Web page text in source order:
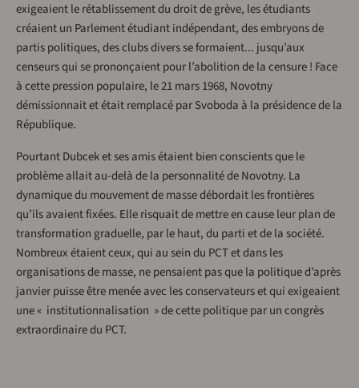
exigeaient le rétablissement du droit de grève, les étudiants
créaient un Parlement étudiant indépendant, des embryons de
partis politiques, des clubs divers se formaient... jusqu’aux
censeurs qui se prononçaient pour l’abolition de la censure ! Face
à cette pression populaire, le 21 mars 1968, Novotny
démissionnait et était remplacé par Svoboda à la présidence de la
République.
Pourtant Dubcek et ses amis étaient bien conscients que le
problème allait au-delà de la personnalité de Novotny. La
dynamique du mouvement de masse débordait les frontières
qu’ils avaient fixées. Elle risquait de mettre en cause leur plan de
transformation graduelle, par le haut, du parti et de la société.
Nombreux étaient ceux, qui au sein du PCT et dans les
organisations de masse, ne pensaient pas que la politique d’après
janvier puisse être menée avec les conservateurs et qui exigeaient
une « institutionnalisation » de cette politique par un congrès
extraordinaire du PCT.